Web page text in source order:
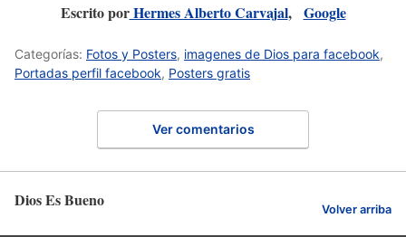
Escrito porHermes Alberto Carvajal, Google
Categorías: Fotos y Posters, imagenes de Dios para facebook,
Portadas perfil facebook, Posters gratis
Ver comentarios
Dios Es Bueno Volver arriba